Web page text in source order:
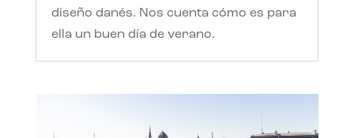
diseño danés. Nos cuenta cómo es para
ella un buen día de verano.